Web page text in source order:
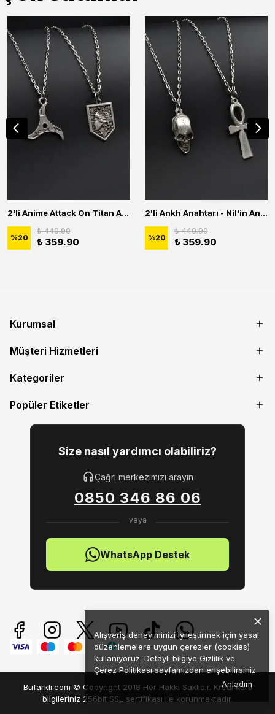
Alışveriş deneyiminizi iyileştirmek için yasal
düzenlemelere uygun çerezler (cookies)
kullanıyoruz. Detaylı bilgiye Gizlilik ve
Çerez Politikası sayfamızdan erişebilirsiniz.
Anladım
2'li Anime Attack On Titan Acrylic Maria Anime Naruto Erkek Kadın Kolye Seti
%20
₺ 449.90
₺ 359.90
2'li Ankh Anahtarı - Nil'in Anahtarı - Kuru Kafa Erkek Kadın Kolye Seti
%20
₺ 449.90
₺ 359.90
Kurumsal
Müşteri Hizmetleri
Kategoriler
Popüler Etiketler
Size nasıl yardımcı olabiliriz?
Çağrı merkezimizi arayın
0850 346 86 06
WhatsApp Destek
Bufarkli.com © Copyright 2018 Her Hakkı Saklıdır. Kredi kartı
bilgileriniz 256bit SSL sertifikası ile korunmaktadır.